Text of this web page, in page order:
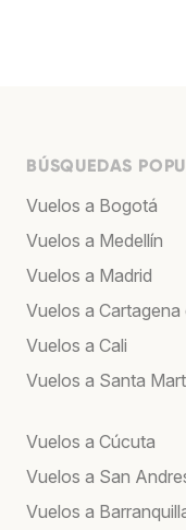
BÚSQUEDAS
Vuelos a Bogotá
Vuelos a Medellín
Vuelos a Madrid
Vuelos a Cartagena
Vuelos a Cali
Vuelos a Santa
Vuelos a Cúcuta
Vuelos a San
Vuelos a